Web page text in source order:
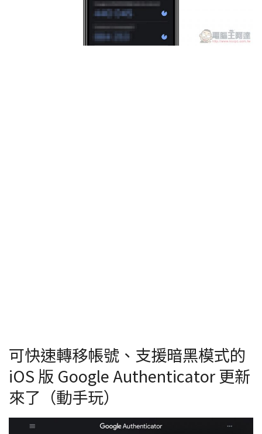
可快速轉移帳號、支援暗黑模式的
iOS 版 Google Authenticator 更新
來了（動手玩）